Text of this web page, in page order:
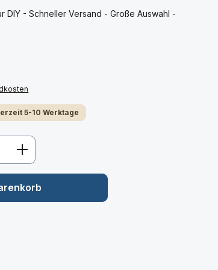
DIY - Schneller Versand - Große Auswahl -
5-10 Werktage
den gewünschten Wert